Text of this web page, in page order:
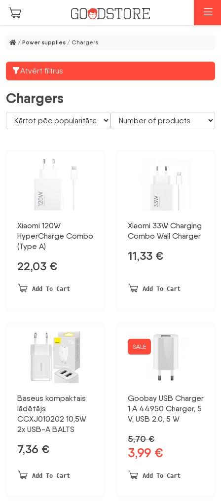
Skip to main content
/ Power supplies / Chargers
Atvērt filtrus
Chargers
Xiaomi 120W
HyperCharge Combo
(Type A)
22,03 €
Add To Cart
Xiaomi 33W Charging
Combo Wall Charger
11,33 €
Add To Cart
Baseus kompaktais
lādētājs
CCXJ010202 10,5W
2x USB-A BALTS
7,36 €
Add To Cart
SALE
Goobay USB Charger
1 A 44950 Charger, 5
V, USB 2.0, 5 W
5,70€
Original
was:
3,99 €
is:
Add To Cart